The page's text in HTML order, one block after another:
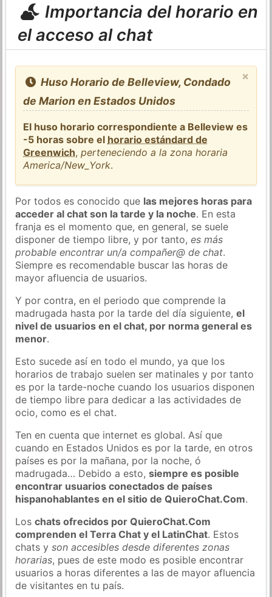
Importancia del horario en
el acceso al chat
×
Huso Horario de Belleview, Condado
de Marion en Estados Unidos
El huso horario correspondiente a Belleview es
-5 horas sobre el horario estándard de
Greenwich,perteneciendo a la zona horaria
America/New_York.
Por todos es conocido que las mejores horas para
acceder al chat son la tarde y la noche. En esta
franja es el momento que, en general, se suele
disponer de tiempo libre, y por tanto,es más
probable encontrar un/a compañer@ de chat.
Siempre es recomendable buscar las horas de
mayor afluencia de usuarios.
Y por contra, en el periodo que comprende la
madrugada hasta por la tarde del día siguiente,el
nivel de usuarios en el chat, por norma general es
menor.
Esto sucede así en todo el mundo, ya que los
horarios de trabajo suelen ser matinales y por tanto
es por la tarde-noche cuando los usuarios disponen
de tiempo libre para dedicar a las actividades de
ocio, como es el chat.
Ten en cuenta que internet es global. Así que
cuando en Estados Unidos es por la tarde, en otros
países es por la mañana, por la noche, ó
madrugada… Debido a esto,siempre es posible
encontrar usuarios conectados de países
hispanohablantes en el sitio de QuieroChat.Com.
Loschats ofrecidos por QuieroChat.Com
comprenden el Terra Chat y el LatinChat. Estos
chats yson accesibles desde diferentes zonas
horarias, pues de este modo es posible encontrar
usuarios a horas diferentes a las de mayor afluencia
de visitantes en tu país.